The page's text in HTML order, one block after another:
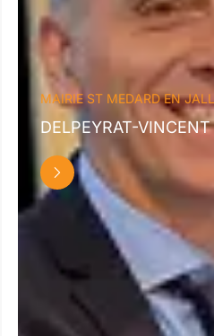
MAIRIE ST MEDARD EN
DELPEYRAT-